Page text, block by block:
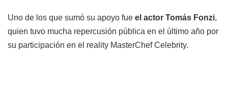
Uno de los que sumó su apoyo fue el actor Tomás Fonzi,
quien tuvo mucha repercusión pública en el último año por
su participación en el reality MasterChef Celebrity.